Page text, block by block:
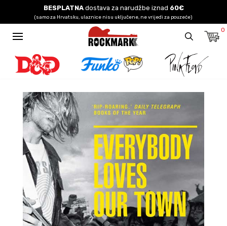
BESPLATNAdostava za narudžbe iznad 60€
(samo za Hrvatsku, ulaznice nisu uključene, ne vrijedi za pouzeće)
0